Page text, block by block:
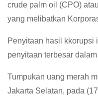
crude palm oil (CPO)
yang melibatkan
Penyitaan hasil kkorupsi
penyitaan terbesar
Tumpukan uang merah
Jakarta Selatan, pada